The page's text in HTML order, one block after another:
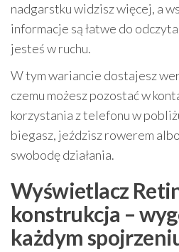
nadgarstku widzisz więcej, a
informacje są łatwe do
jesteś w ruchu.
W tym wariancie dostajesz
czemu możesz pozostać w
korzystania z telefonu w
biegasz, jeździsz rowerem
swobodę działania.
Wyświetlacz
konstrukcja –
każdym